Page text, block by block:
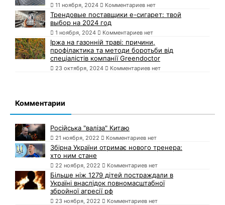
11 ноября, 2024 Комментариев нет
Трендовые поставщики e-сигарет: твой
выбор на 2024 год
1 ноября, 2024 Комментариев нет
Іржа на газонній траві: причини,
профілактика та методи боротьби від
спеціалістів компанії Greendoctor
23 октября, 2024 Комментариев нет
Комментарии
Російська "валіза" Китаю
21 ноября, 2022 Комментариев нет
Збірна України отримає нового тренера:
хто ним стане
22 ноября, 2022 Комментариев нет
Більше ніж 1279 дітей постраждали в
Україні внаслідок повномасштабної
збройної агресії рф
23 ноября, 2022 Комментариев нет